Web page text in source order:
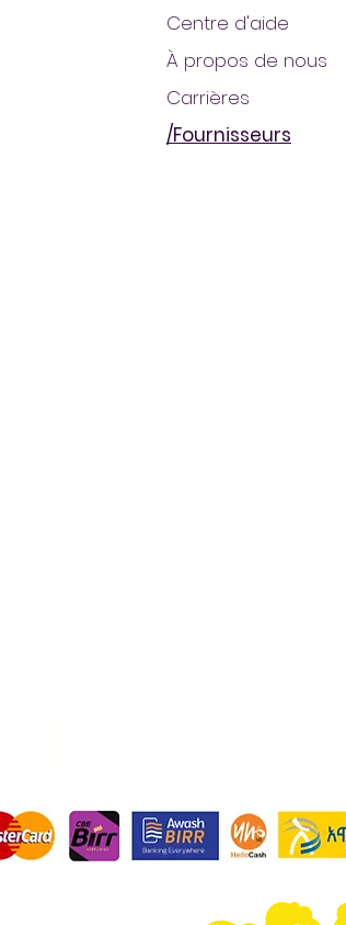
Centre d'aide
À propos de nous
Carrières
/Fournisseurs